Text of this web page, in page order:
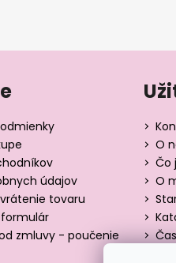
údajov
tovaru
zmluvy - poučenie
O
Čo
O